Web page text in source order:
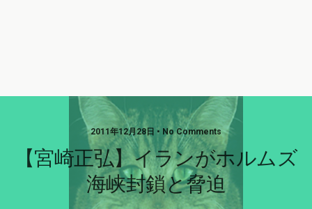
2011年12月28日 • No Comments
【宮崎正弘】イランがホルムズ
海峡封鎖と脅迫